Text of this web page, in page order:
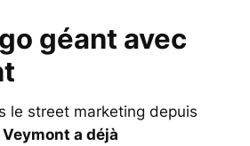
géant avec
le street marketing depuis
Veymont a déjà